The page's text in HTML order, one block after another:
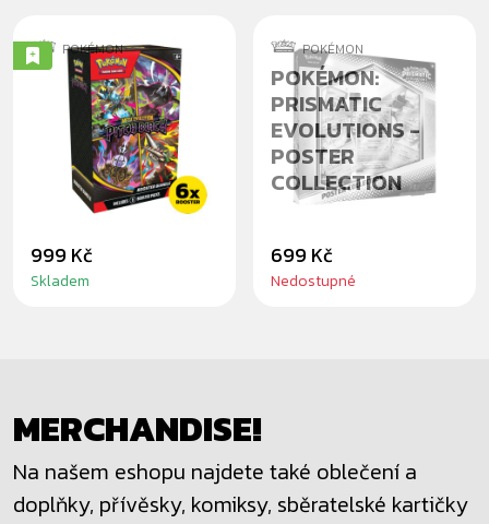
POKÉMON
POKÉMON: PITCH
BLACK -
BOOSTER BUNDLE
999 Kč
Skladem
POKÉMON
POKÉMON:
PRISMATIC
EVOLUTIONS -
POSTER
COLLECTION
699 Kč
Nedostupné
MERCHANDISE!
Na našem eshopu najdete také oblečení a
doplňky, přívěsky, komiksy, sběratelské kartičky